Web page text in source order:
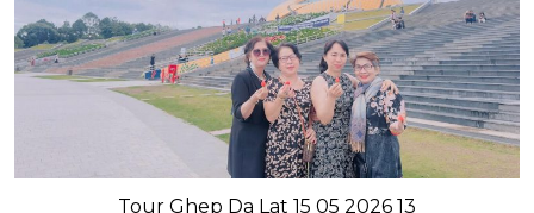
Tour Ghep Da Lat 15 05 2026 13